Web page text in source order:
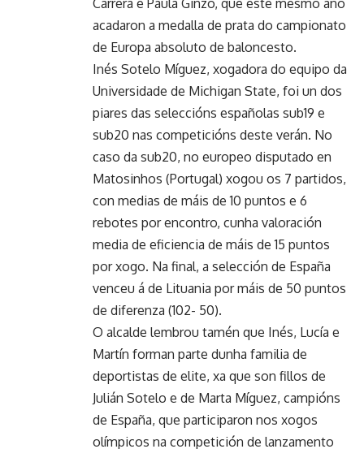
acadaron a medalla de prata do campionato
de Europa absoluto de baloncesto.
Inés Sotelo Míguez, xogadora do equipo da
Universidade de Michigan State, foi un dos
piares das seleccións españolas sub19 e
sub20 nas competicións deste verán. No
caso da sub20, no europeo disputado en
Matosinhos (Portugal) xogou os 7 partidos,
con medias de máis de 10 puntos e 6
rebotes por encontro, cunha valoración
media de eficiencia de máis de 15 puntos
por xogo. Na final, a selección de España
venceu á de Lituania por máis de 50 puntos
de diferenza (102- 50).
O alcalde lembrou tamén que Inés, Lucía e
Martín forman parte dunha familia de
deportistas de elite, xa que son fillos de
Julián Sotelo e de Marta Míguez, campións
de España, que participaron nos xogos
olímpicos na competición de lanzamento